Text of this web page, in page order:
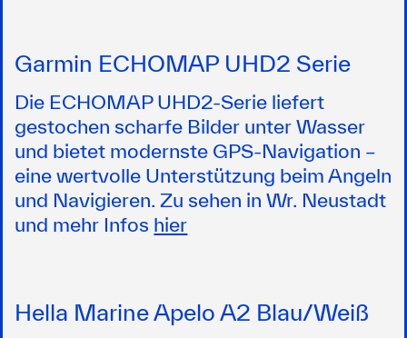
Garmin ECHOMAP UHD2 Serie
Die ECHOMAP UHD2-Serie liefert
gestochen scharfe Bilder unter Wasser
und bietet modernste GPS-Navigation –
eine wertvolle Unterstützung beim Angeln
und Navigieren. Zu sehen in Wr. Neustadt
und mehr Infos hier
Hella Marine Apelo A2 Blau/Weiß